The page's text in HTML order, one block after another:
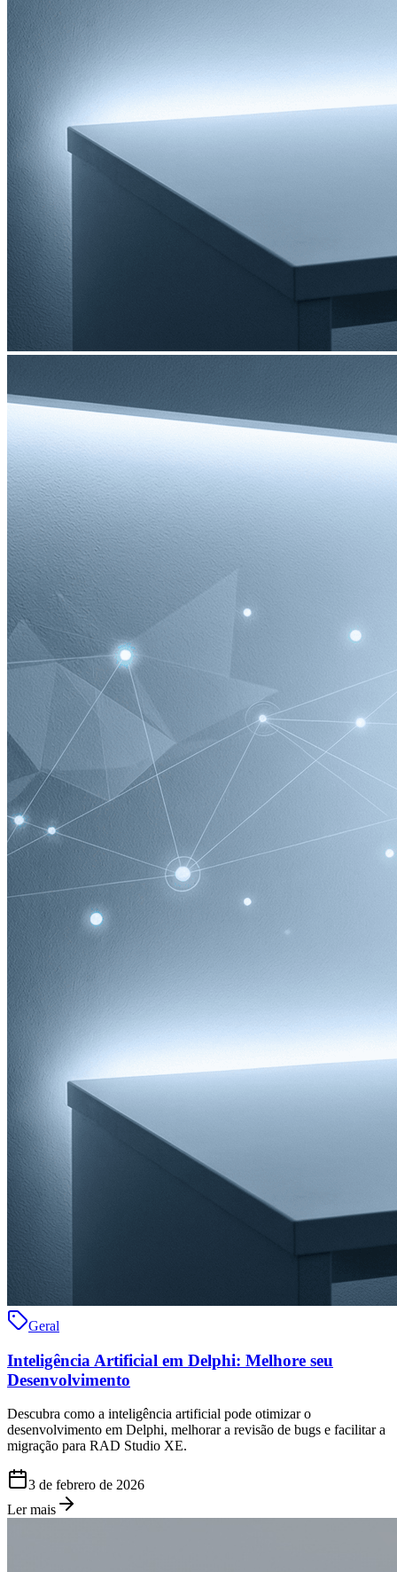
Geral
Inteligência Artificial em Delphi: Melhore seu
Desenvolvimento
Descubra como a inteligência artificial pode otimizar o
desenvolvimento em Delphi, melhorar a revisão de bugs e facilitar a
migração para RAD Studio XE.
3 de febrero de 2026
Ler mais